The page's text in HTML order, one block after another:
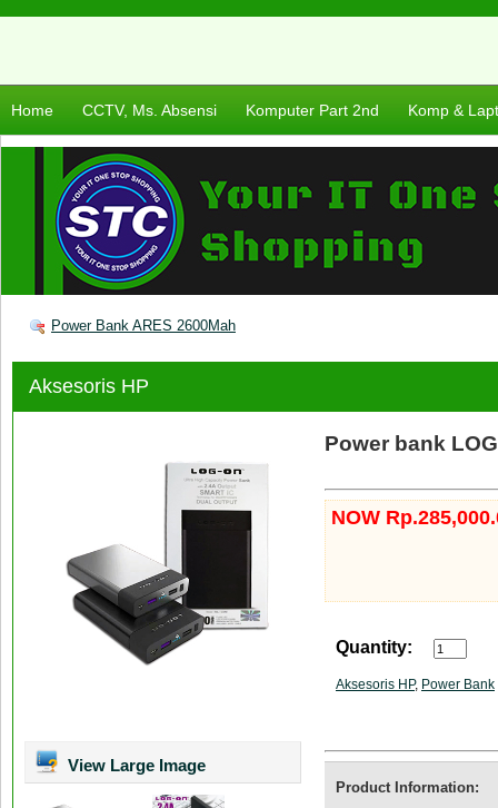
Home CCTV, Ms. Absensi Komputer Part 2nd Komp &
Power Bank ARES 2600Mah
Aksesoris HP
View Large Image
Power bank
NOW
Quantity:
Aksesoris HP, Power Bank
Product Information: